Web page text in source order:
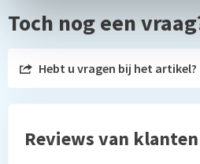
Toch nog een
Hebt u vragen bij het artikel?
Reviews van